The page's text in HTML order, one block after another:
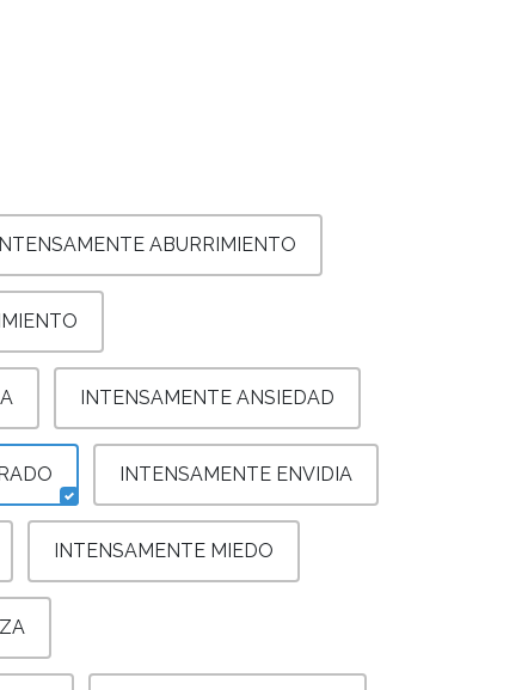
INTENSAMENTE ABURRIMIENTO
INTENSAMENTE ANSIEDAD
INTENSAMENTE ENVIDIA
INTENSAMENTE MIEDO